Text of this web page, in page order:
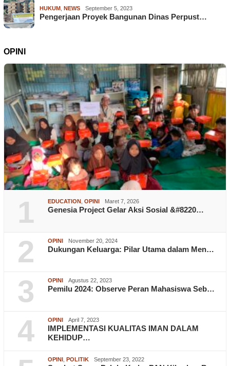
HUKUM NEWS September 5, 2023
Pengerjaan Proyek Bangunan Dinas Perpust…
OPINI
1 EDUCATION OPINI Maret 7, 2026
Genesia Project Gelar Aksi Sosial &#8220…
2 OPINI November 20, 2024
Dukungan Keluarga: Pilar Utama dalam Men…
3 OPINI Agustus 22, 2023
Pemilu 2024: Observe Peran Mahasiswa Seb…
4 OPINI April 7, 2023
IMPLEMENTASI KUALITAS IMAN DALAM
KEHIDUP…
OPINI POLITIK September 23, 2022